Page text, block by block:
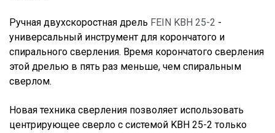
Ручная двухскоростная дрель FEIN KBH 25-2 -
универсальный инструмент для корончатого и
спирального сверления. Время корончатого сверления
этой дрелью в пять раз меньше, чем спиральным
сверлом.
Новая техника сверления позволяет использовать
центрирующее сверло с системой KBH 25-2 только